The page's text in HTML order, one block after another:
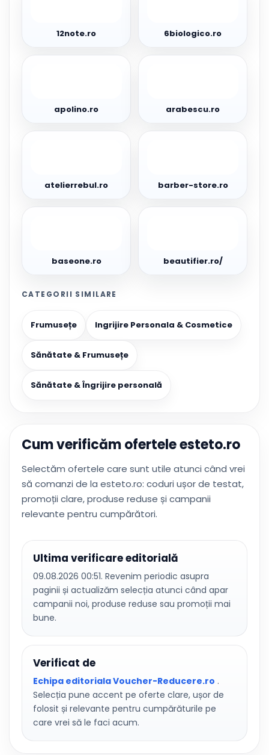
12note.ro 6biologico.ro
apolino.ro arabescu.ro
atelierrebul.ro barber-store.ro
baseone.ro beautifier.ro/
CATEGORII SIMILARE
Frumusețe Ingrijire Personala & Cosmetice
Sănătate & Frumusețe
Sănătate & Îngrijire personală
Cum verificăm ofertele esteto.ro
Selectăm ofertele care sunt utile atunci când vrei
să comanzi de la esteto.ro: coduri ușor de testat,
promoții clare, produse reduse și campanii
relevante pentru cumpărători.
Ultima verificare editorială
09.08.2026 00:51. Revenim periodic asupra
paginii și actualizăm selecția atunci când apar
campanii noi, produse reduse sau promoții mai
bune.
Verificat de
Echipa editoriala Voucher-Reducere.ro .
Selecția pune accent pe oferte clare, ușor de
folosit și relevante pentru cumpărăturile pe
care vrei să le faci acum.